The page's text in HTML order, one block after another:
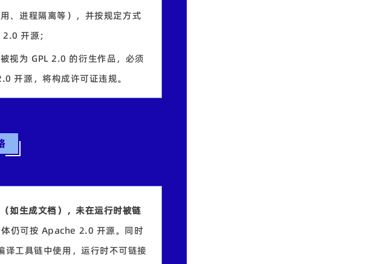
、进程隔离等），并按规定方式
开源；
视为 GPL 2.0 的衍生作品，必须
开源，将构成许可证违规。
如生成文档），未在运行时被链
仍可按 Apache 2.0 开源。同时
译工具链中使用，运行时不可链接